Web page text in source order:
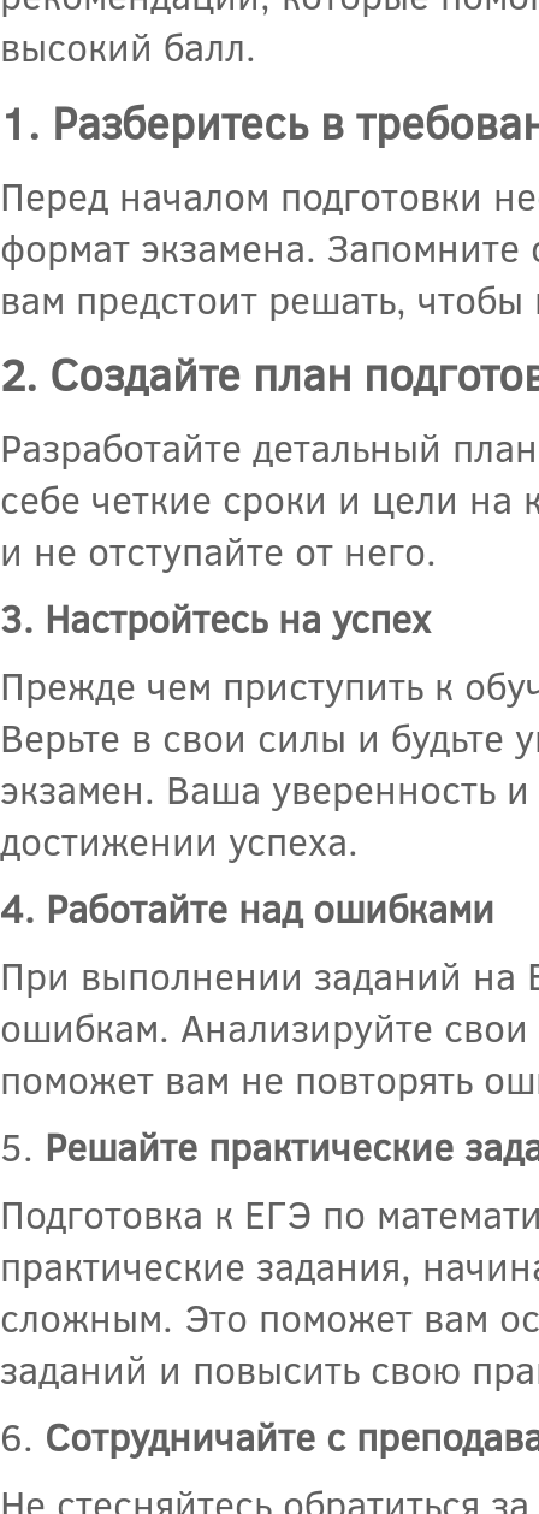
высокий балл.
1. Разберитесь в
Перед началом подготовки
формат экзамена.
вам предстоит решать,
2. Создайте план
Разработайте детальный
себе четкие сроки и цели на
и не отступайте от него.
3. Настройтесь на успех
Прежде чем приступить к
Верьте в свои силы и будьте
экзамен. Ваша уверенность
достижении успеха.
4. Работайте над ошибками
При выполнении заданий на
ошибкам. Анализируйте
поможет вам не повторять
5. Решайте практические
Подготовка к ЕГЭ по
практические задания,
сложным. Это поможет вам
заданий и повысить свою
6. Сотрудничайте с